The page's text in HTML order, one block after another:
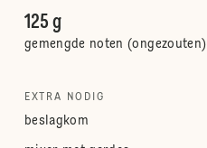
125 g
gemengde noten (ongezouten)
EXTRA NODIG
beslagkom